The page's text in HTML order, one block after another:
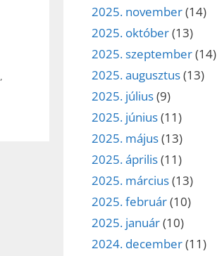
,
2025. november(14)
2025. október(13)
2025. szeptember(14)
2025. augusztus(13)
2025. július(9)
2025. június(11)
2025. május(13)
2025. április(11)
2025. március(13)
2025. február(10)
2025. január(10)
2024. december(11)